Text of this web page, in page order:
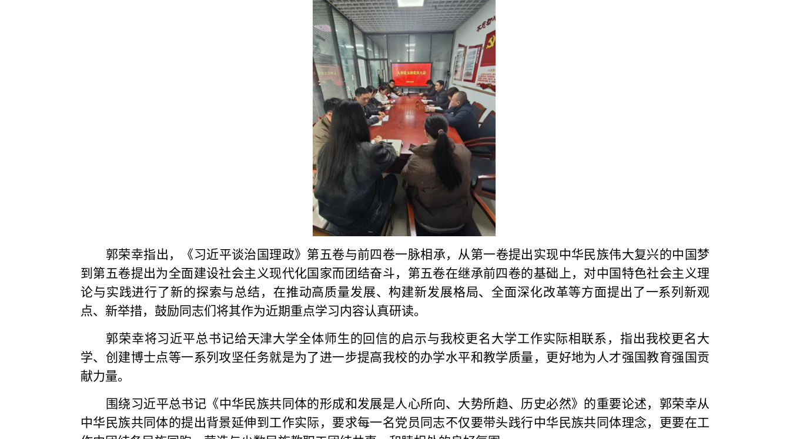
郭荣幸指出，《习近平谈治国理政》第五卷与前四卷一脉相承，从第一卷提出实现中华民族伟大复兴的中国梦
到第五卷提出为全面建设社会主义现代化国家而团结奋斗，第五卷在继承前四卷的基础上，对中国特色社会主义理
论与实践进行了新的探索与总结，在推动高质量发展、构建新发展格局、全面深化改革等方面提出了一系列新观
点、新举措，鼓励同志们将其作为近期重点学习内容认真研读。
郭荣幸将习近平总书记给天津大学全体师生的回信的启示与我校更名大学工作实际相联系，指出我校更名大
学、创建博士点等一系列攻坚任务就是为了进一步提高我校的办学水平和教学质量，更好地为人才强国教育强国贡
献力量。
围绕习近平总书记 《中华民族共同体的形成和发展是人心所向、大势所趋、历史必然》的重要论述，郭荣幸从
中华民族共同体的提出背景延伸到工作实际，要求每一名党员同志不仅要带头践行中华民族共同体理念，更要在工